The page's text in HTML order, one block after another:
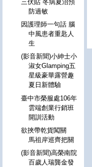
三伏貼 冬病夏治預
防過敏
因護理師一句話 腦
中風患者重匙人
生
(影音新聞)小紳士小
淑女Glamping五
星級豪華露營趣
夏日新體驗
臺中市榮服處106年
雲端創業行銷班
開訓活動
欲挾帶乾貨闖關
馬祖岸巡齊把關
(影音新聞)高榮南院
百歲人瑞龔金發